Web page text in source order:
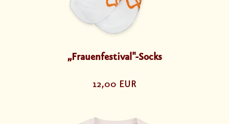
„Frauenfestival"-Socks
12,00 EUR